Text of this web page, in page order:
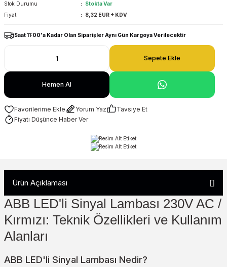
Stok Durumu
Stokta Var
Fiyat
8,32 EUR + KDV
Saat 11:00'a Kadar Olan Siparişler Aynı Gün Kargoya Verilecektir
Sepete Ekle
Hemen Al
Yorum Yaz
Tavsiye Et
Fiyatı Düşünce Haber Ver
Ürün Açıklaması
ABB LED'li Sinyal Lambası 230V AC /
Kırmızı: Teknik Özellikleri ve Kullanım
Alanları
ABB LED'li Sinyal Lambası Nedir?